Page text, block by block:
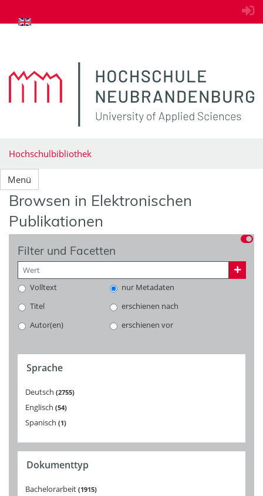
zum Inhalt springen
Hochschulbibliothek
Menü
Browsen in Elektronischen
Publikationen
Filter und Facetten
Volltext
nur Metadaten
Titel
erschienen nach
Autor(en)
erschienen vor
Sprache
Deutsch 2755
Englisch 54
Spanisch 1
Dokumenttyp
Bachelorarbeit 1915